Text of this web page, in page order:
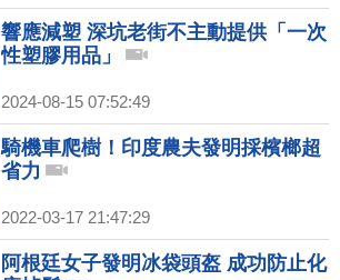
響應減塑 深坑老街不主動提供「一次
性塑膠用品」
2024-08-15 07:52:49
騎機車爬樹！印度農夫發明採檳榔超
省力
2022-03-17 21:47:29
阿根廷女子發明冰袋頭盔 成功防止化